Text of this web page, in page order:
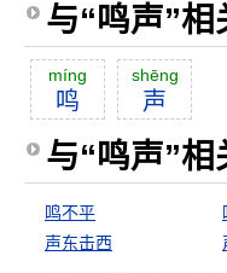
与“鸣声”
míng
鸣
shēng
声
与“鸣声”相
鸣不平
声东击西